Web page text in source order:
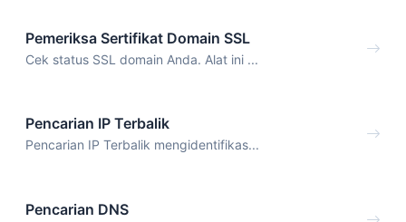
Pemeriksa Sertifikat Domain SSL
Cek status SSL domain Anda. Alat ini ...
Pencarian IP Terbalik
Pencarian IP Terbalik mengidentifikas...
Pencarian DNS